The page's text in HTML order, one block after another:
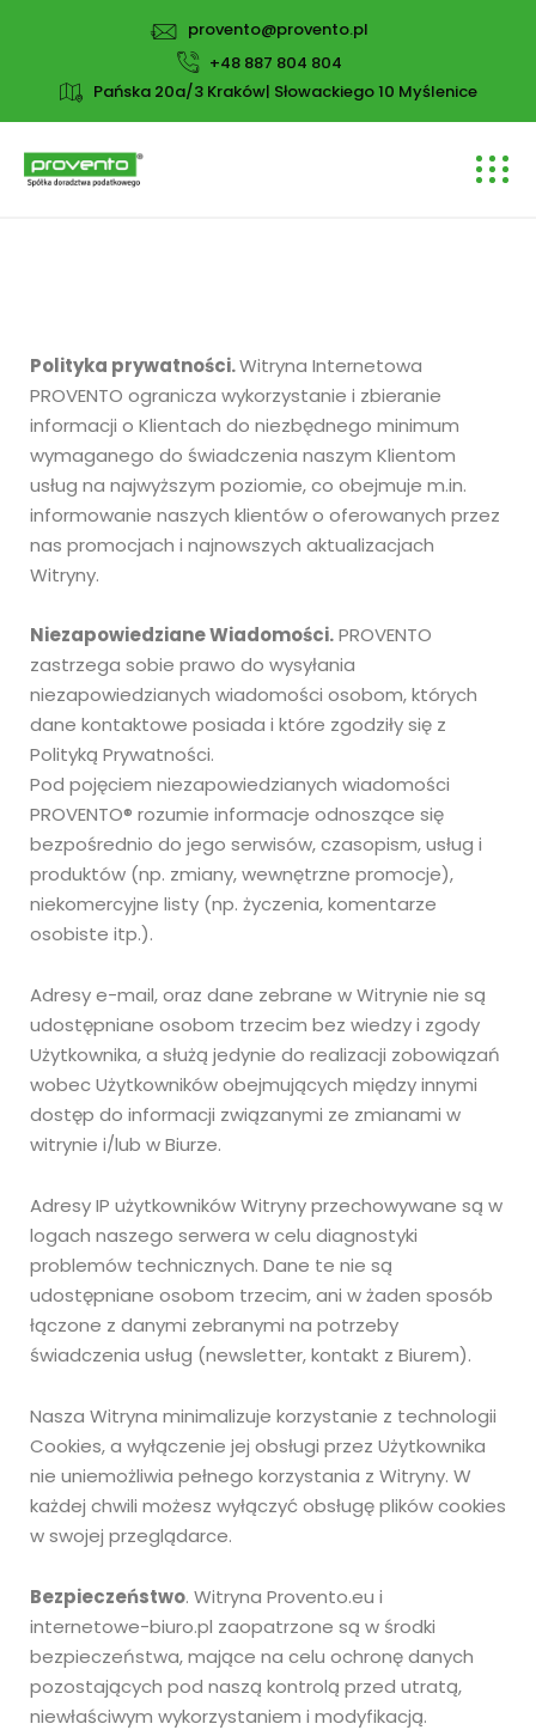
provento@provento.pl
+48 887 804 804
Pańska 20a/3 Kraków| Słowackiego 10 Myślenice
Polityka prywatności.Witryna Internetowa
PROVENTO ogranicza wykorzystanie i zbieranie
informacji o Klientach do niezbędnego minimum
wymaganego do świadczenia naszym Klientom
usług na najwyższym poziomie, co obejmuje m.in.
informowanie naszych klientów o oferowanych przez
nas promocjach i najnowszych aktualizacjach
Witryny.
Niezapowiedziane Wiadomości.PROVENTO
zastrzega sobie prawo do wysyłania
niezapowiedzianych wiadomości osobom, których
dane kontaktowe posiada i które zgodziły się z
Polityką Prywatności.
Pod pojęciem niezapowiedzianych wiadomości
PROVENTO® rozumie informacje odnoszące się
bezpośrednio do jego serwisów, czasopism, usług i
produktów (np. zmiany, wewnętrzne promocje),
niekomercyjne listy (np. życzenia, komentarze
osobiste itp.).
Adresy e-mail, oraz dane zebrane w Witrynie nie są
udostępniane osobom trzecim bez wiedzy i zgody
Użytkownika, a służą jedynie do realizacji zobowiązań
wobec Użytkowników obejmujących między innymi
dostęp do informacji związanymi ze zmianami w
witrynie i/lub w Biurze.
Adresy IP użytkowników Witryny przechowywane są w
logach naszego serwera w celu diagnostyki
problemów technicznych. Dane te nie są
udostępniane osobom trzecim, ani w żaden sposób
łączone z danymi zebranymi na potrzeby
świadczenia usług (newsletter, kontakt z Biurem).
Nasza Witryna minimalizuje korzystanie z technologii
Cookies, a wyłączenie jej obsługi przez Użytkownika
nie uniemożliwia pełnego korzystania z Witryny. W
każdej chwili możesz wyłączyć obsługę plików cookies
w swojej przeglądarce.
Bezpieczeństwo. Witryna Provento.eu i
internetowe-biuro.pl zaopatrzone są w środki
bezpieczeństwa, mające na celu ochronę danych
pozostających pod naszą kontrolą przed utratą,
niewłaściwym wykorzystaniem i modyfikacją.